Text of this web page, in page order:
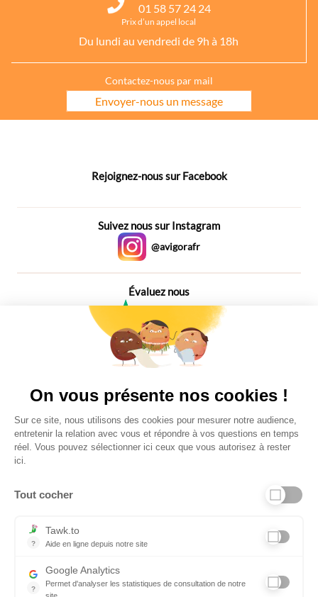
01 58 57 24 24
Prix d’un appel local
Du lundi au vendredi de 9h à 18h
Contactez-nous par mail
Envoyer-nous un message
Rejoignez-nous sur Facebook
Suivez nous sur Instagram
@avigorafr
Évaluez nous
Plus de 650 Avis
FAQ - réponses à vos questions
On vous présente nos cookies !
Sur ce site, nous utilisons des cookies pour mesurer notre audience,
entretenir la relation avec vous et répondre à vos questions en temps
réel. Vous pouvez sélectionner ici ceux que vous autorisez à rester
ici.
Tout cocher
?
Tawk.to
Aide en ligne depuis notre site
?
Google Analytics
Permet d'analyser les statistiques de consultation de notre